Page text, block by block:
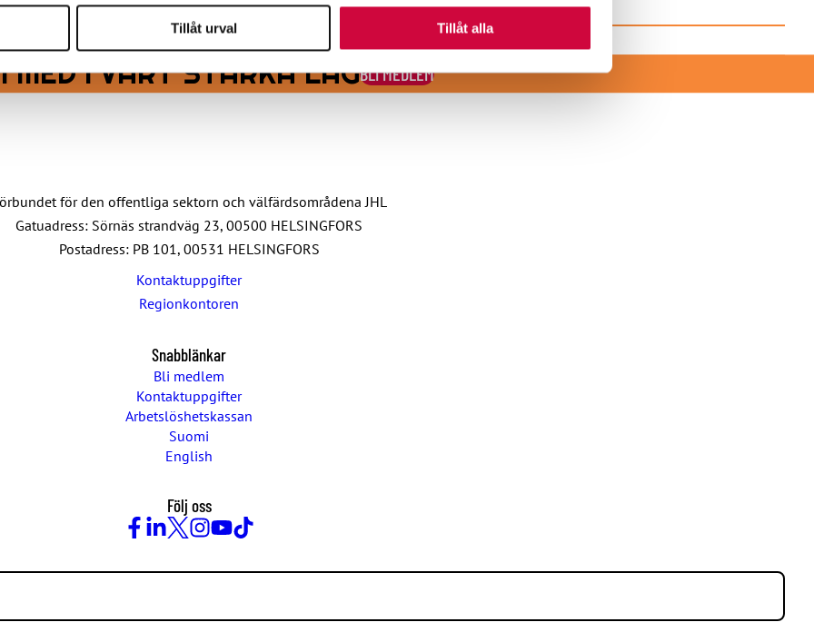
Tillåt urval Tillåt alla
MED I VÅRT STARKA LAGBLI MEDLEM
för den offentliga sektorn och välfärdsområdena JHL
Gatuadress: Sörnäs strandväg 23, 00500 HELSINGFORS
Postadress: PB 101, 00531 HELSINGFORS
Kontaktuppgifter
Regionkontoren
Snabblänkar
Bli medlem
Kontaktuppgifter
Arbetslöshetskassan
Suomi
English
Följ oss